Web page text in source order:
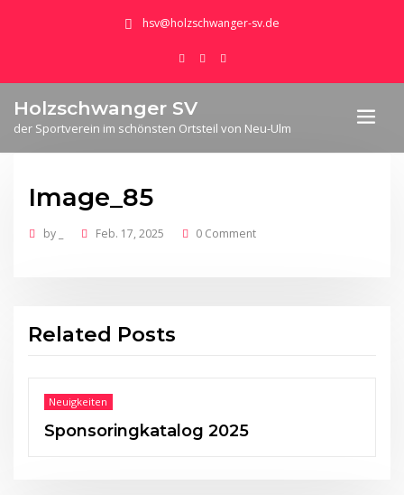
hsv@holzschwanger-sv.de
Holzschwanger SV
der Sportverein im schönsten Ortsteil von Neu-Ulm
Image_85
by Feb. 17, 2025 0 Comment
Related Posts
Neuigkeiten
Sponsoringkatalog 2025